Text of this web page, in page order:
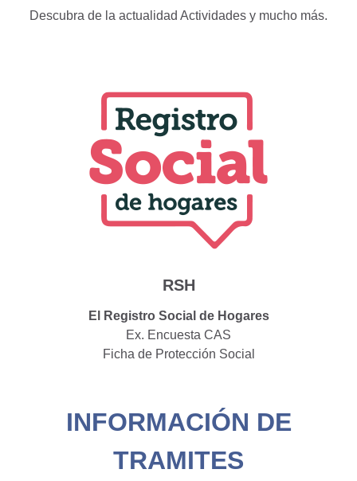
Descubra de la actualidad Actividades y mucho más.
RSH
El Registro Social de Hogares
Ex. Encuesta CAS
Ficha de Protección Social
INFORMACIÓN DE
TRAMITES